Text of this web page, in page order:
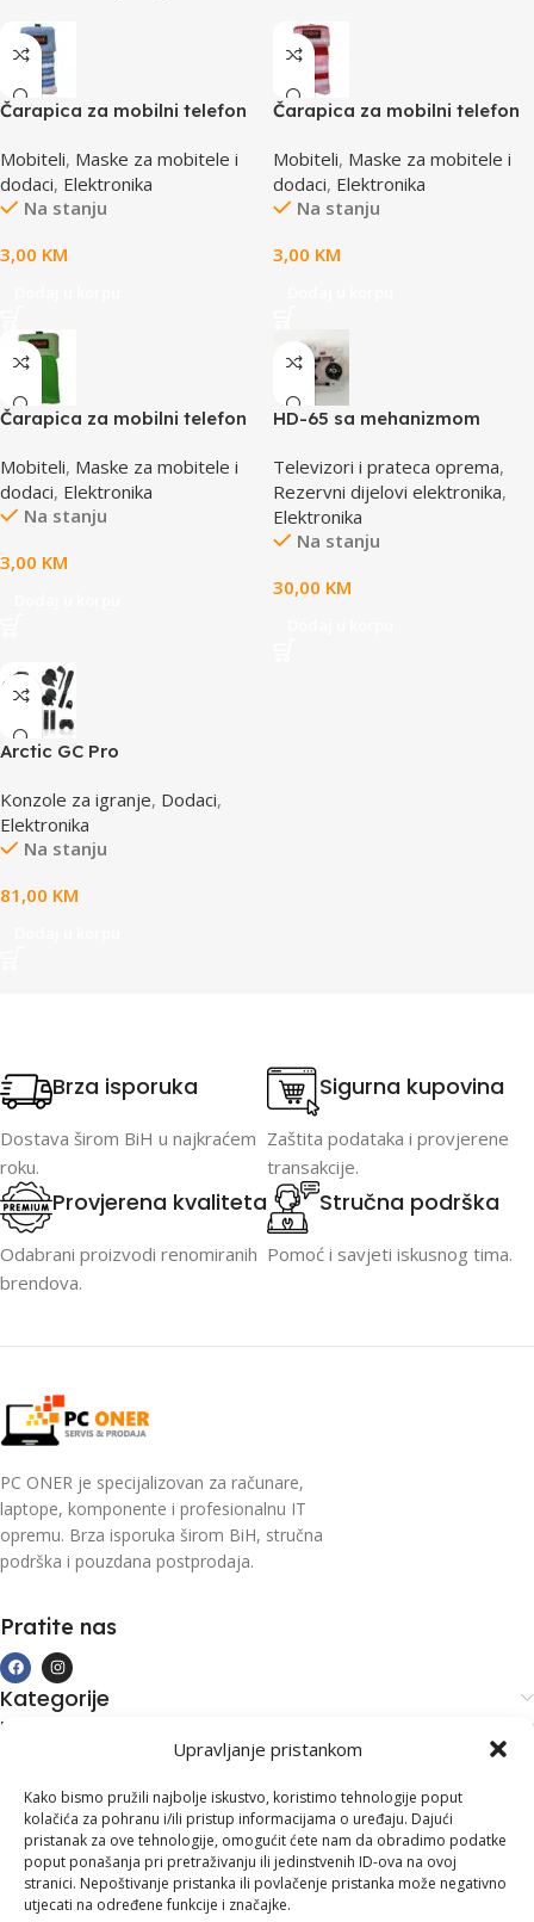
Upravljanje pristankom
Kako bismo pružili najbolje iskustvo, koristimo tehnologije poput
kolačića za pohranu i/ili pristup informacijama o uređaju. Dajući
pristanak za ove tehnologije, omogućit ćete nam da obradimo podatke
poput ponašanja pri pretraživanju ili jedinstvenih ID-ova na ovoj
stranici. Nepoštivanje pristanka ili povlačenje pristanka može negativno
utjecati na određene funkcije i značajke.
Čarapica za mobilni telefon
65x100mm
Mobiteli, Maske za mobitele i
dodaci, Elektronika
Na stanju
3,00 KM
Čarapica za mobilni telefon
bijela 65x100mm
Mobiteli, Maske za mobitele i
dodaci, Elektronika
Na stanju
3,00 KM
Čarapica za mobilni telefon
65x100mm
Mobiteli, Maske za mobitele i
dodaci, Elektronika
Na stanju
3,00 KM
HD-65 sa mehanizmom
AE-HD65M
Televizori i prateca oprema,
Rezervni dijelovi elektronika,
Elektronika
Na stanju
30,00 KM
Arctic GC Pro
Konzole za igranje, Dodaci,
Elektronika
Na stanju
81,00 KM
Brza isporuka
Dostava širom BiH u najkraćem
roku.
Sigurna kupovina
Zaštita podataka i provjerene
transakcije.
Provjerena kvaliteta
Odabrani proizvodi renomiranih
brendova.
Stručna podrška
Pomoć i savjeti iskusnog tima.
PC ONER je specijalizovan za računare,
laptope, komponente i profesionalnu IT
opremu. Brza isporuka širom BiH, stručna
podrška i pouzdana postprodaja.
Pratite nas
Kategorije
Kupovina i podrška
Kontakt informacije
Branilaca Bosne, 75 300 Lukavac
+387 35 555 999
info@pconer.ba